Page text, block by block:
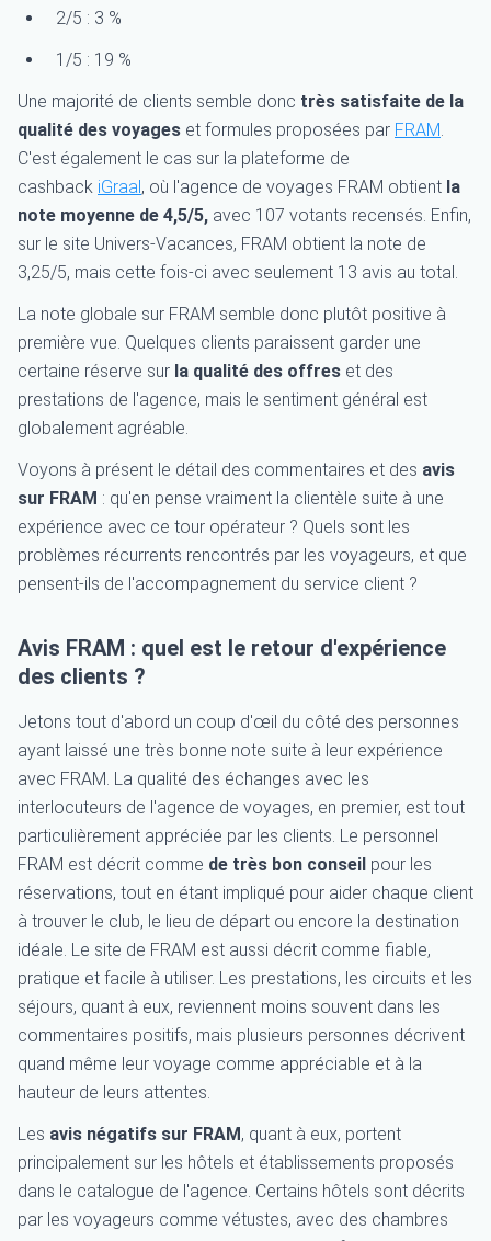
2/5 : 3 %
1/5 : 19 %
Une majorité de clients semble donc très satisfaite de la
qualité des voyages et formules proposées par FRAM.
C'est également le cas sur la plateforme de
cashback iGraal, où l'agence de voyages FRAM obtient la
note moyenne de 4,5/5, avec 107 votants recensés. Enfin,
sur le site Univers-Vacances, FRAM obtient la note de
3,25/5, mais cette fois-ci avec seulement 13 avis au total.
La note globale sur FRAM semble donc plutôt positive à
première vue. Quelques clients paraissent garder une
certaine réserve sur la qualité des offres et des
prestations de l'agence, mais le sentiment général est
globalement agréable.
Voyons à présent le détail des commentaires et des avis
sur FRAM : qu'en pense vraiment la clientèle suite à une
expérience avec ce tour opérateur ? Quels sont les
problèmes récurrents rencontrés par les voyageurs, et que
pensent-ils de l'accompagnement du service client ?
Avis FRAM : quel est le retour d'expérience
des clients ?
Jetons tout d'abord un coup d'œil du côté des personnes
ayant laissé une très bonne note suite à leur expérience
avec FRAM. La qualité des échanges avec les
interlocuteurs de l'agence de voyages, en premier, est tout
particulièrement appréciée par les clients. Le personnel
FRAM est décrit comme de très bon conseil pour les
réservations, tout en étant impliqué pour aider chaque client
à trouver le club, le lieu de départ ou encore la destination
idéale. Le site de FRAM est aussi décrit comme fiable,
pratique et facile à utiliser. Les prestations, les circuits et les
séjours, quant à eux, reviennent moins souvent dans les
commentaires positifs, mais plusieurs personnes décrivent
quand même leur voyage comme appréciable et à la
hauteur de leurs attentes.
Les avis négatifs sur FRAM, quant à eux, portent
principalement sur les hôtels et établissements proposés
dans le catalogue de l'agence. Certains hôtels sont décrits
par les voyageurs comme vétustes, avec des chambres